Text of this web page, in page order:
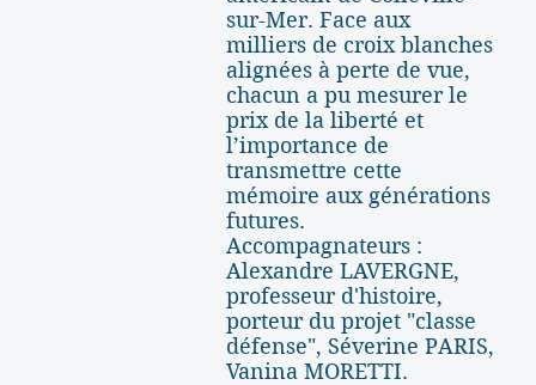
sur-Mer. Face aux
milliers de croix blanches
alignées à perte de vue,
chacun a pu mesurer le
prix de la liberté et
l’importance de
transmettre cette
mémoire aux générations
futures.
Accompagnateurs :
Alexandre LAVERGNE,
professeur d'histoire,
porteur du projet "classe
défense", Séverine PARIS,
Vanina MORETTI.